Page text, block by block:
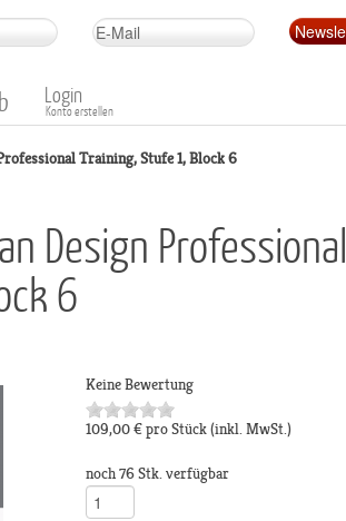
Login
Konto erstellen
Training, Stufe 1, Block 6
Design Professional
6
Keine Bewertung
109,00 € pro Stück(inkl. MwSt.)
noch 76 Stk. verfügbar